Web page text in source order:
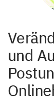
und